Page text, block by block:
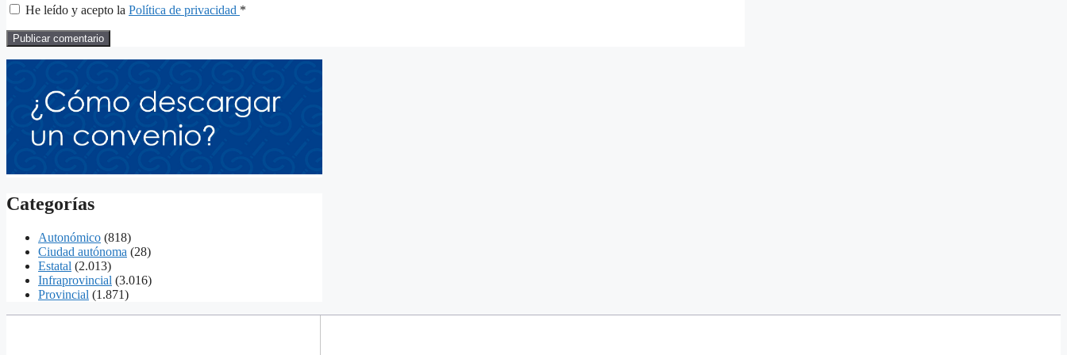
He leído y acepto la Política de privacidad *
Categorías
Autonómico (818)
Ciudad autónoma (28)
Estatal (2.013)
Infraprovincial (3.016)
Provincial (1.871)